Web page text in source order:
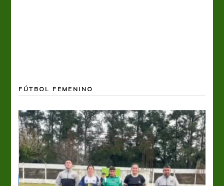
FÚTBOL FEMENINO